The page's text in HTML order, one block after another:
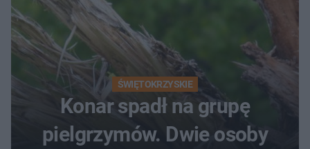
ŚWIĘTOKRZYSKIE
Konar spadł na grupę
pielgrzymów. Dwie osoby